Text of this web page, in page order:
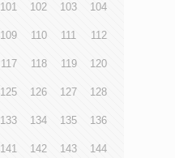
101 102 103 104
109 110 111 112
117 118 119 120
125 126 127 128
133 134 135 136
141 142 143 144